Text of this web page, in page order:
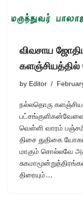
விவசாய
களஞ்சியத்தில்
by Editor
நல்லதொரு
வெள்ளி வாரம் பஞ்சமி
திசை துதிகை
மாகும் சொல்லவே
திரையும்…